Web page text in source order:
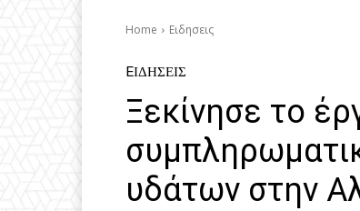
Home Eιδησεις
EΙΔΗΣΕΙΣ
Ξεκίνησε το
υδάτων στην